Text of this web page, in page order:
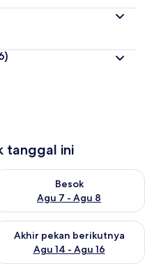
tanggal ini
Agu 6 - Agu 7
Besok
Agu 7 - Agu 8
ketersediaan untuk
ini Agu 7 - Agu 9
Akhir pekan berikutnya
Agu 14 - Agu 16
ketersediaan untuk